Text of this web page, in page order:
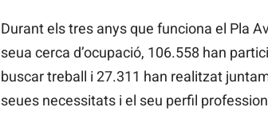
Durant els tres anys que funciona el Pla
seua cerca d’ocupació, 106.558 han
buscar treball i 27.311 han realitzat
seues necessitats i el seu perfil